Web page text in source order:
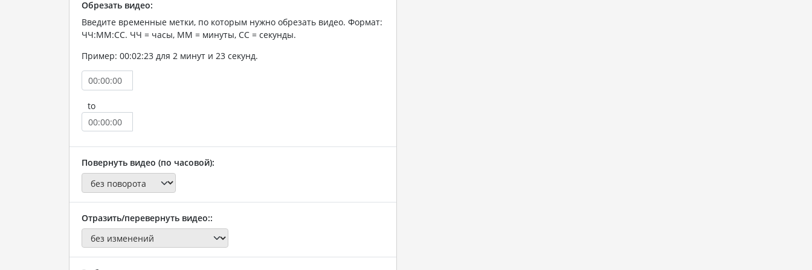
Обрезать видео:
Введите временные метки, по которым нужно обрезать видео. Формат:
ЧЧ:ММ:СС. ЧЧ = часы, ММ = минуты, СС = секунды.
Пример: 00:02:23 для 2 минут и 23 секунд.
to
Повернуть видео (по часовой):
Отразить/перевернуть видео::